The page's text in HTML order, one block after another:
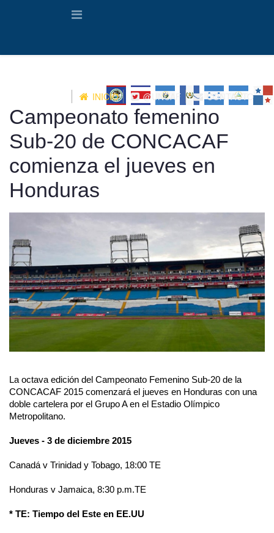
INICIO @UNCAF CONTACTO
Campeonato femenino
Sub-20 de CONCACAF
comienza el jueves en
Honduras
La octava edición del Campeonato Femenino Sub-20 de la
CONCACAF 2015 comenzará el jueves en Honduras con una
doble cartelera por el Grupo A en el Estadio Olímpico
Metropolitano.
Jueves - 3 de diciembre 2015
Canadá v Trinidad y Tobago, 18:00 TE
Honduras v Jamaica, 8:30 p.m.TE
* TE: Tiempo del Este en EE.UU